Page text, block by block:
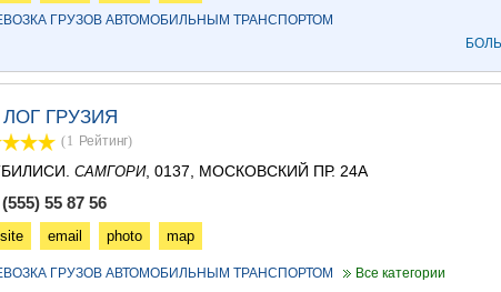
ГРУЗОВ АВТОМОБИЛЬНЫМ ТРАНСПОРТОМ
ГРУЗИЯ
(1 Рейтинг)
САМГОРИ, 0137, МОСКОВСКИЙ ПР. 24А
(555) 55 87 56
email photo map
ГРУЗОВ АВТОМОБИЛЬНЫМ ТРАНСПОРТОМ Все категории